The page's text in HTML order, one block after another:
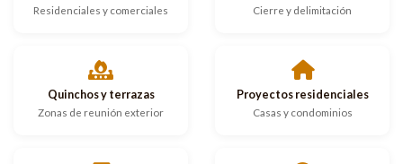
Residenciales y comerciales Cierre y delimitación
Quinchos y terrazas
Zonas de reunión exterior
Proyectos residenciales
Casas y condominios